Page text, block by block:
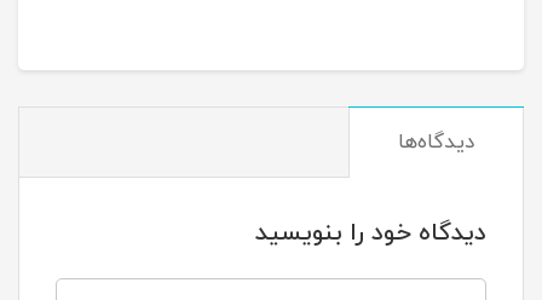
دیدگاه‌ها
دیدگاه خود را بنویسید